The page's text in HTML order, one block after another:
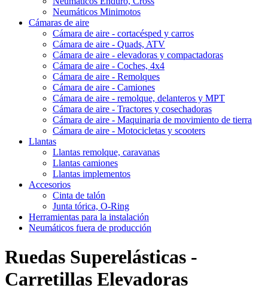
Neumáticos Minimotos
Cámaras de aire
Cámara de aire - cortacésped y carros
Cámara de aire - Quads, ATV
Cámara de aire - elevadoras y compactadoras
Cámara de aire - Coches, 4x4
Cámara de aire - Remolques
Cámara de aire - Camiones
Cámara de aire - remolque, delanteros y MPT
Cámara de aire - Tractores y cosechadoras
Cámara de aire - Maquinaria de movimiento de tierra
Cámara de aire - Motocicletas y scooters
Llantas
Llantas remolque, caravanas
Llantas camiones
Llantas implementos
Accesorios
Cinta de talón
Junta tórica, O-Ring
Herramientas para la instalación
Neumáticos fuera de producción
Ruedas Superelásticas -
Carretillas Elevadoras